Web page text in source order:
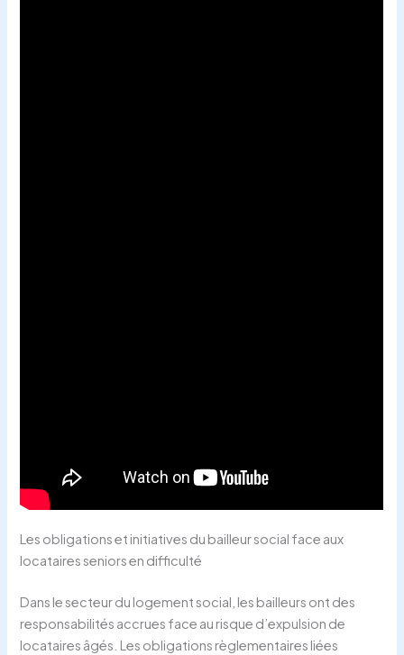
Les obligations et initiatives du bailleur social face aux
locataires seniors en difficulté
Dans le secteur du logement social, les bailleurs ont des
responsabilités accrues face au risque d’expulsion de
locataires âgés. Les obligations règlementaires liées